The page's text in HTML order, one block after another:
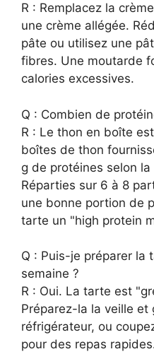
R : Remplacez la
une crème allégée.
pâte ou utilisez une
fibres. Une moutarde
calories excessives.
Q : Combien de
R : Le thon en boîte
boîtes de thon
g de protéines selon
Réparties sur 6 à 8
une bonne portion de
tarte un "high protein
Q : Puis-je préparer la
semaine ?
R : Oui. La tarte est
Préparez-la la veille et
réfrigérateur, ou
pour des repas